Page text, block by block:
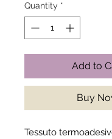
Quantity *
Add to
Buy
Tessuto